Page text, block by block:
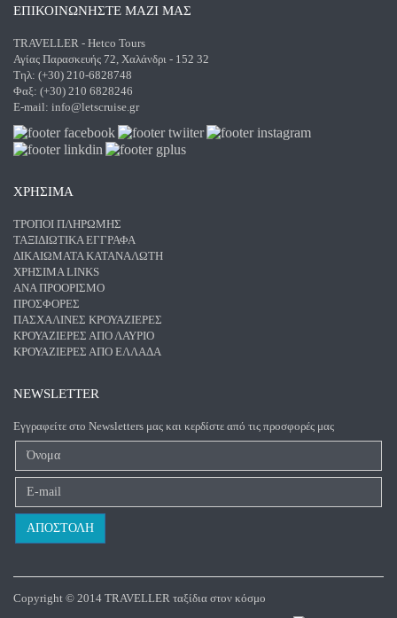
ΕΠΙΚΟΙΝΩΝΗΣΤΕ ΜΑΖΙ ΜΑΣ
TRAVELLER - Hetco Tours
Αγίας Παρασκευής 72, Χαλάνδρι - 152 32
Τηλ: (+30) 210-6828748
Φαξ: (+30) 210 6828246
E-mail: info@letscruise.gr
ΧΡΗΣΙΜΑ
ΤΡΌΠΟΙ ΠΛΗΡΩΜΉΣ
ΤΑΞΙΔΙΩΤΙΚΆ ΈΓΓΡΑΦΑ
ΔΙΚΑΙΏΜΑΤΑ ΚΑΤΑΝΑΛΩΤΉ
ΧΡΉΣΙΜΑ LINKS
ΑΝΑ ΠΡΟΟΡΙΣΜΌ
ΠΡΟΣΦΟΡΈΣ
ΠΑΣΧΑΛΙΝΈΣ ΚΡΟΥΑΖΙΈΡΕΣ
ΚΡΟΥΑΖΙΈΡΕΣ ΑΠΌ ΛΑΎΡΙΟ
ΚΡΟΥΑΖΙΈΡΕΣ ΑΠΌ ΕΛΛΆΔΑ
NEWSLETTER
Εγγραφείτε στο Newsletters μας και κερδίστε από τις προσφορές μας
Copyright © 2014 TRAVELLER ταξίδια στον κόσμο